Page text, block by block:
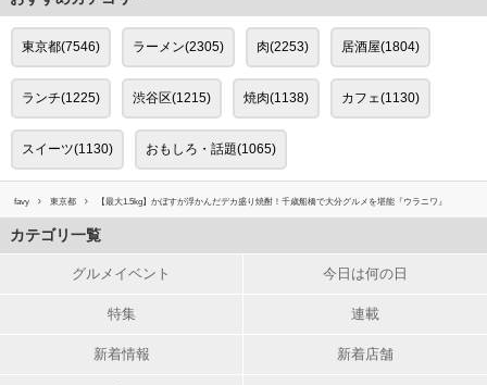
東京都(7546) ラーメン(2305) 肉(2253) 居酒屋(1804)
ランチ(1225) 渋谷区(1215) 焼肉(1138) カフェ(1130)
スイーツ(1130) おもしろ・話題(1065)
favy 東京都 【最大1.5kg】かぼすが浮かんだデカ盛り焼酎！千歳船橋で大分グルメを堪能『ウラニワ』
カテゴリ一覧
グルメイベント 今日は何の日
特集 連載
新着情報 新着店舗